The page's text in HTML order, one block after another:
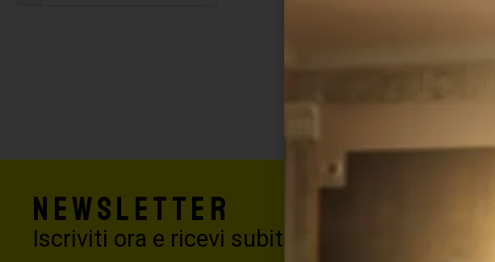
Newsletter
Iscriviti ora e ricevi subito il 5% di sconto!